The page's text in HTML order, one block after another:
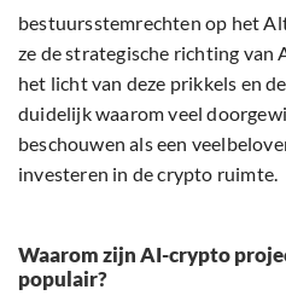
bestuursstemrechten op het
ze de strategische richting van
het licht van deze prikkels en
duidelijk waarom veel
beschouwen als een
investeren in de crypto ruimte.
Waarom zijn AI-crypto
populair?